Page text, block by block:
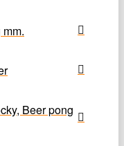
Beer pong